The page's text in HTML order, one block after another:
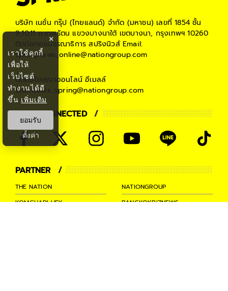
บริษัท เนชั่น กรุ๊ป (ไทยแลนด์) จำกัด (มหาชน) เลขที่ 1854 ชั้น
9,10,11 ถ.เทพรัตน แขวงบางนาใต้ เขตบางนา, กรุงเทพฯ 10260
ติดต่อกองบรรณาธิการ สปริงนิวส์Email:
springnews_online@nationgroup.com
ติดต่อโฆษณาออนไลน์ อีเมลล์
teamsales_spring@nationgroup.com
STAY CONNECTED
PARTNER
THE NATION
NATIONGROUP
KOMCHADLUEK
BANGKOKBIZNEWS
×
เราใช้คุกกี้
เพื่อให้
เว็บไซต์
ทำงานได้ดี
ขึ้น เพิ่มเติม
ยอมรับ
ตั้งค่า